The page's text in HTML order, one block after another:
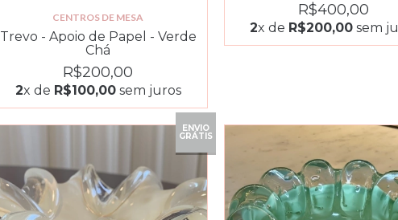
CENTROS DE MESA
Trevo - Apoio de Papel - Verde
Chá
R$200,00
2x de R$100,00sem juros
R$400,00
2x de R$200,00sem
ENVIO
GRÁTIS